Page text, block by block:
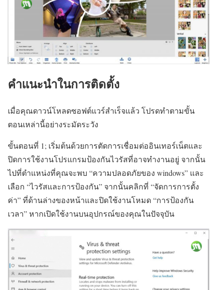
คำแนะนำในการติดตั้ง
เมื่อคุณดาวน์โหลดซอฟต์แวร์สำเร็จแล้ว โปรดทำตามขั้น
ตอนเหล่านี้อย่างระมัดระวัง
ขั้นตอนที่ 1; เริ่มต้นด้วยการตัดการเชื่อมต่ออินเทอร์เน็ตและ
ปิดการใช้งานโปรแกรมป้องกันไวรัสที่อาจทำงานอยู่ จากนั้น
ไปที่ตำแหน่งที่คุณจะพบ “ความปลอดภัยของ windows” และ
เลือก “ไวรัสและการป้องกัน” จากนั้นคลิกที่ “จัดการการตั้ง
ค่า” ที่ด้านล่างของหน้าและปิดใช้งานโหมด “การป้องกัน
เวลา” หากเปิดใช้งานบนอุปกรณ์ของคุณในปัจจุบัน